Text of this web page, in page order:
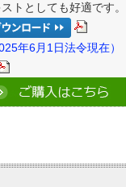
トとしても好適です。
年6月1日法令現在）